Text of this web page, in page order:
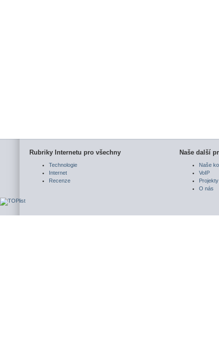
Rubriky Internetu pro všechny
Technologie
Internet
Recenze
Naše další
Naše
VoIP
Projekty
O nás